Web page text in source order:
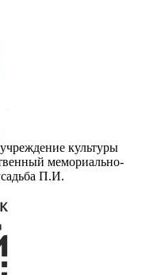
культуры
мемориально-
П.И.